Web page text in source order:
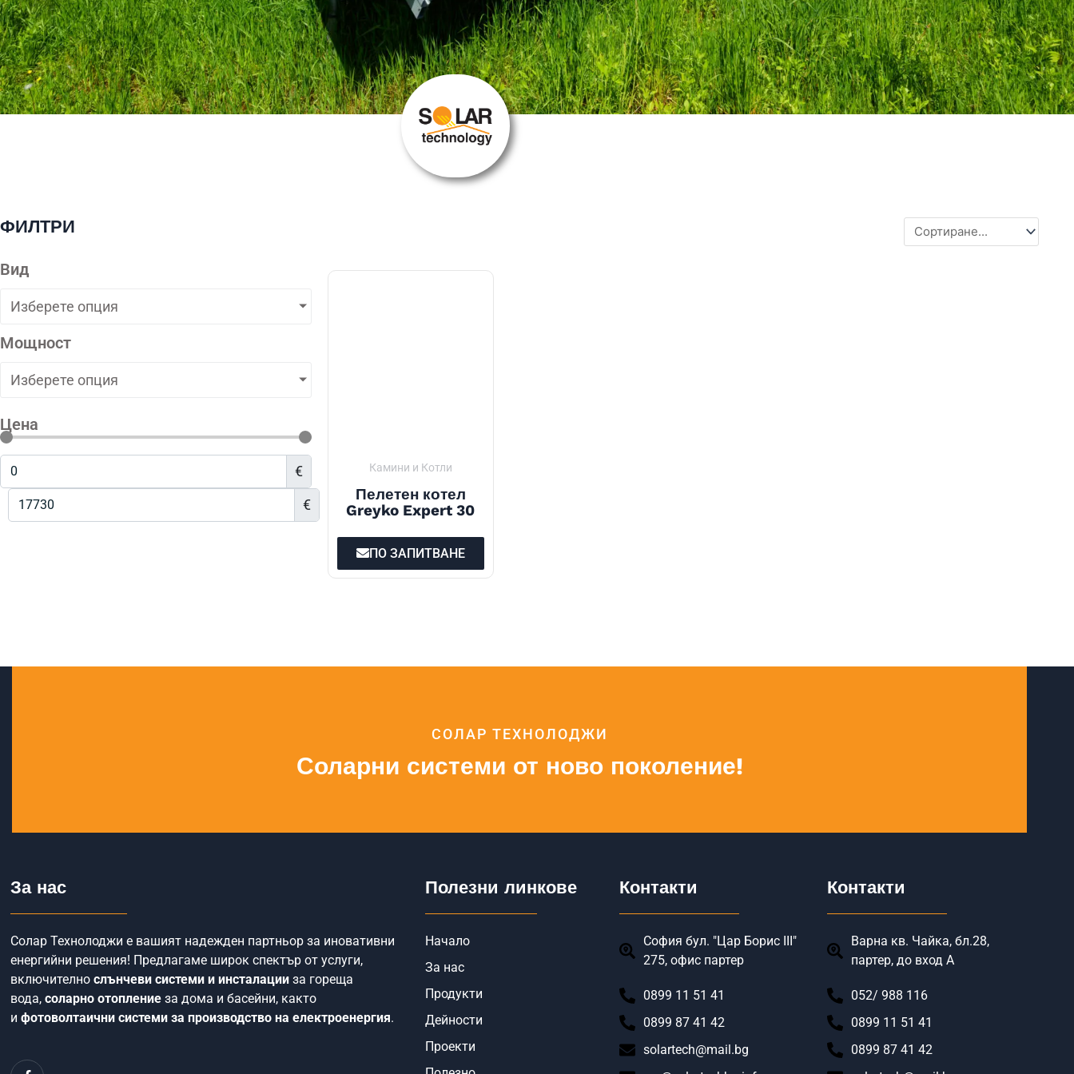
ФИЛТРИ
Вид
Изберете опция
Мощност
Изберете опция
Цена
€
€
Камини и Котли
Пелетен котел
Greyko Expert 30
ПО ЗАПИТВАНЕ
СОЛАР ТЕХНОЛОДЖИ
Соларни системи от ново поколение!
За нас
Солар Технолоджи е вашият надежден партньор за иновативни
енергийни решения! Предлагаме широк спектър от услуги,
включително слънчеви системи и инсталации за гореща
вода, соларно отопление за дома и басейни, както
и фотоволтаични системи за производство на електроенергия.
F
Полезни линкове
Начало
За нас
Продукти
Дейности
Проекти
Контакти
София бул. "Цар Борис III"
275, офис партер
0899 11 51 41
0899 87 41 42
solartech@mail.bg
Контакти
Варна кв. Чайка, бл.28,
партер, до вход А
052/ 988 116
0899 11 51 41
0899 87 41 42